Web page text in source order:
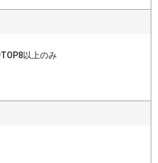
TOP8以上のみ